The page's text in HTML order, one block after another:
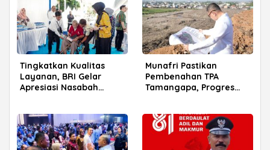
Tingkatkan Kualitas
Layanan, BRI Gelar
Apresiasi Nasabah
Munafri Pastikan
Pembenahan TPA
Tamangapa, Progres